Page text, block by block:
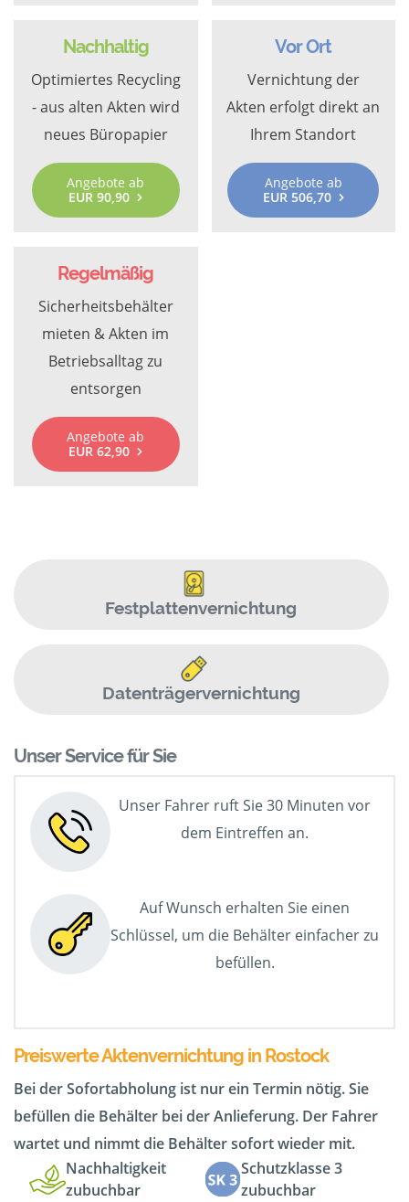
Nachhaltig
Optimiertes Recycling
- aus alten Akten wird
neues Büropapier
Angebote ab
EUR 90,90
Vor Ort
Vernichtung der
Akten erfolgt direkt an
Ihrem Standort
Angebote ab
EUR 506,70
Regelmäßig
Sicherheitsbehälter
mieten & Akten im
Betriebsalltag zu
entsorgen
Angebote ab
EUR 62,90
Festplattenvernichtung
Datenträgervernichtung
Unser Service für Sie
Unser Fahrer ruft Sie 30 Minuten vor
dem Eintreffen an.
Auf Wunsch erhalten Sie einen
Schlüssel, um die Behälter einfacher zu
befüllen.
Preiswerte Aktenvernichtung in Rostock
Bei der Sofortabholung ist nur ein Termin nötig. Sie
befüllen die Behälter bei der Anlieferung. Der Fahrer
wartet und nimmt die Behälter sofort wieder mit.
Nachhaltigkeit
zubuchbar
Schutzklasse 3
zubuchbar